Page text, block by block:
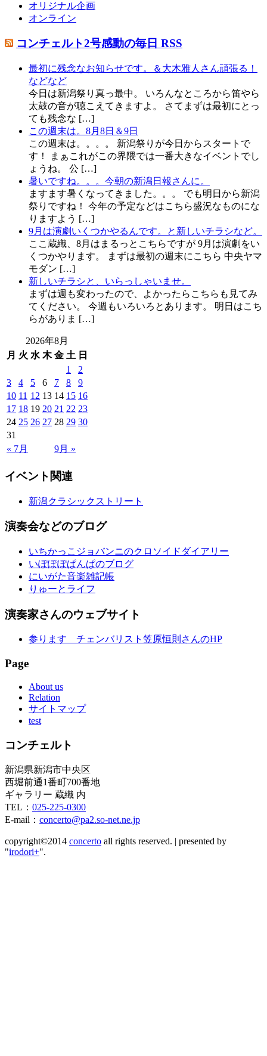
オリジナル企画
オンライン
コンチェルト2号感動の毎日 RSS
最初に残念なお知らせです。＆大木雅人さん頑張る！
などなど
今日は新潟祭り真っ最中。 いろんなところから笛やら
太鼓の音が聴こえてきますよ。 さてまずは最初にとっ
ても残念な […]
この週末は。8月8日＆9日
この週末は。。。。 新潟祭りが今日からスタートで
す！ まぁこれがこの界隈では一番大きなイベントでし
ょうね。 公 […]
暑いですね。。。今朝の新潟日報さんに。
ますます暑くなってきました。。。 でも明日から新潟
祭りですね！ 今年の予定などはこちら盛況なものにな
りますよう […]
9月は演劇いくつかやるんです。と新しいチラシなど。
ここ蔵織、8月はまるっとこちらですが 9月は演劇をい
くつかやります。 まずは最初の週末にこちら 中央ヤマ
モダン […]
新しいチラシと、いらっしゃいませ。
まずは週も変わったので、よかったらこちらも見てみ
てください。 今週もいろいろとあります。 明日はこち
らがありま […]
2026年8月
月 火 水 木 金 土 日
« 7月 9月 »
1
2
3
4 5 6 7 8
9
10 11 12 13 14 15 16
17 18 19 20 21 22 23
24 25 26 27 28 29 30
31
イベント関連
新潟クラシックストリート
演奏会などのブログ
いちかっこジョバンニのクロソイドダイアリー
いぽぽぽぱんぱのブログ
にいがた音楽雑記帳
りゅーとライフ
演奏家さんのウェブサイト
参ります チェンバリスト笠原恒則さんのHP
Page
About us
Relation
サイトマップ
test
コンチェルト
新潟県新潟市中央区
西堀前通1番町700番地
ギャラリー 蔵織 内
TEL： 025-225-0300
E-mail： concerto@pa2.so-net.ne.jp
copyright©2014 concerto all rights reserved. | presented by
"irodori+".